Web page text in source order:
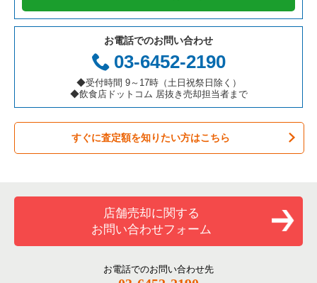
テイクアウトの居抜き売却物件の案件一覧
お弁当・惣菜・デリの居抜き売却物件の案件一覧
カラオケ・パブ・スナックの居抜き売却物件の案件一覧
バーの居抜き売却物件の案件一覧
居酒屋・ダイニングバーの居抜き売却物件の案件一覧
洋食の居抜き売却物件の案件一覧
その他の居抜き売却物件の案件一覧
岐阜県の飲食店の居抜き売却物件の案件一覧
三重県の飲食店の居抜き売却物件の案件一覧
豊中市の飲食店の居抜き売却物件の案件一覧
大阪市都島区の飲食店の居抜き売却物件の案件一覧
大阪市阿倍野区の飲食店の居抜き売却物件の案件一覧
東大阪市の飲食店の居抜き売却物件の案件一覧
吹田市の飲食店の居抜き売却物件の案件一覧
大阪市東住吉区の飲食店の居抜き売却物件の案件一覧
門真市の飲食店の居抜き売却物件の案件一覧
大阪府の鉄板焼き・お好み焼の居抜き売却物件の案件一覧
大阪府のアジア料理の居抜き売却物件の案件一覧
大阪府のカフェの居抜き売却物件の案件一覧
大阪府のテイクアウトの居抜き売却物件の案件一覧
大阪府のお弁当・惣菜・デリの居抜き売却物件の案件一覧
大阪府のバーの居抜き売却物件の案件一覧
大阪府の居酒屋・ダイニングバーの居抜き売却物件の案件一覧
大阪府の和食の居抜き売却物件の案件一覧
大阪市西区のカフェの居抜き売却物件の案件一覧
大阪市西区のバーの居抜き売却物件の案件一覧
大阪市西区の居酒屋・ダイニングバーの居抜き売却物件の案件
大阪市西区の和食の居抜き売却物件の案件一覧
大阪市西区の洋食の居抜き売却物件の案件一覧
お電話でのお問い合わせ
03-6452-2190
◆受付時間 9～17時（土日祝祭日除く）
◆飲食店ドットコム 居抜き売却担当者まで
すぐに査定額を知りたい方はこちら
店舗売却に関する
お問い合わせフォーム
お電話でのお問い合わせ先